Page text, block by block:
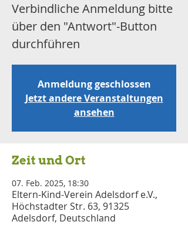
Verbindliche Anmeldung bitte
über den "Antwort"-Button
durchführen
Anmeldung geschlossen
Jetzt andere Veranstaltungen
ansehen
Zeit und Ort
07. Feb. 2025, 18:30
Eltern-Kind-Verein Adelsdorf e.V.,
Höchstadter Str. 63, 91325
Adelsdorf, Deutschland